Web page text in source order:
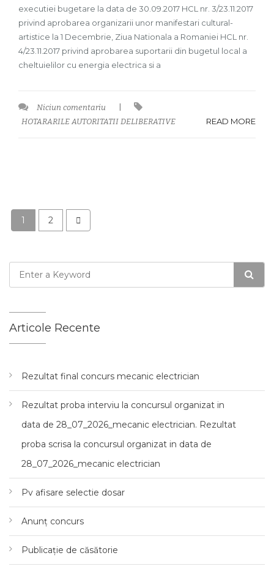
executiei bugetare la data de 30.09.2017 HCL nr. 3/23.11.2017
privind aprobarea organizarii unor manifestari cultural-
artistice la 1 Decembrie, Ziua Nationala a Romaniei HCL nr.
4/23.11.2017 privind aprobarea suportarii din bugetul local a
cheltuielilor cu energia electrica si a
Niciun comentariu
HOTARARILE AUTORITATII DELIBERATIVE
READ MORE
1 2
Articole Recente
Rezultat final concurs mecanic electrician
Rezultat proba interviu la concursul organizat in
data de 28_07_2026_mecanic electrician. Rezultat
proba scrisa la concursul organizat in data de
28_07_2026_mecanic electrician
Pv afisare selectie dosar
Anunț concurs
Publicație de căsătorie